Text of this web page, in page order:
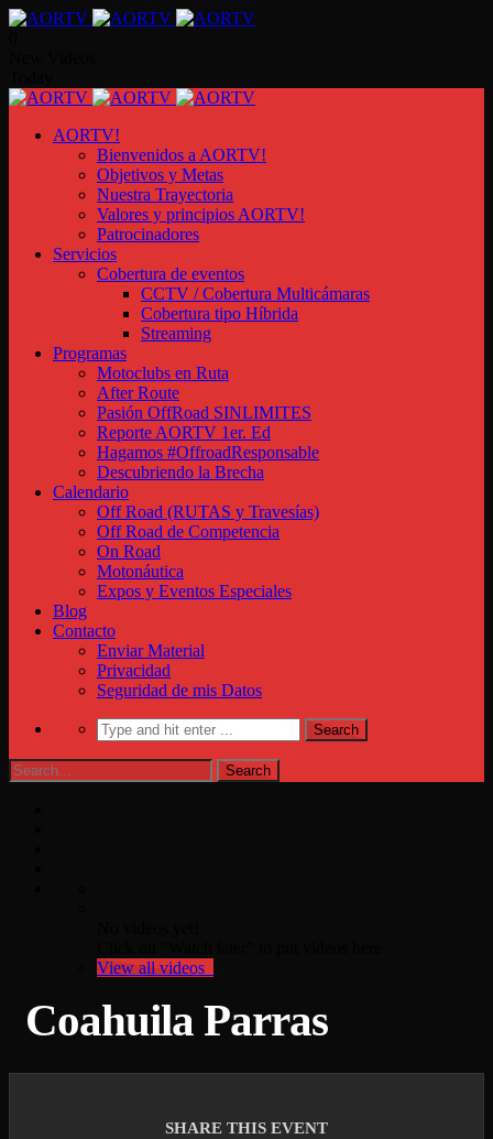
AORTV!
Bienvenidos a AORTV!
Objetivos y Metas
Nuestra Trayectoria
Valores y principios AORTV!
Patrocinadores
Servicios
Cobertura de eventos
CCTV / Cobertura Multicámaras
Cobertura tipo Híbrida
Streaming
Programas
Motoclubs en Ruta
After Route
Pasión OffRoad SINLIMITES
Reporte AORTV 1er. Ed
Hagamos #OffroadResponsable
Descubriendo la Brecha
Calendario
Off Road (RUTAS y Travesías)
Off Road de Competencia
On Road
Motonáutica
Expos y Eventos Especiales
Blog
Contacto
Enviar Material
Privacidad
Seguridad de mis Datos
View all videos
Coahuila Parras
SHARE THIS EVENT